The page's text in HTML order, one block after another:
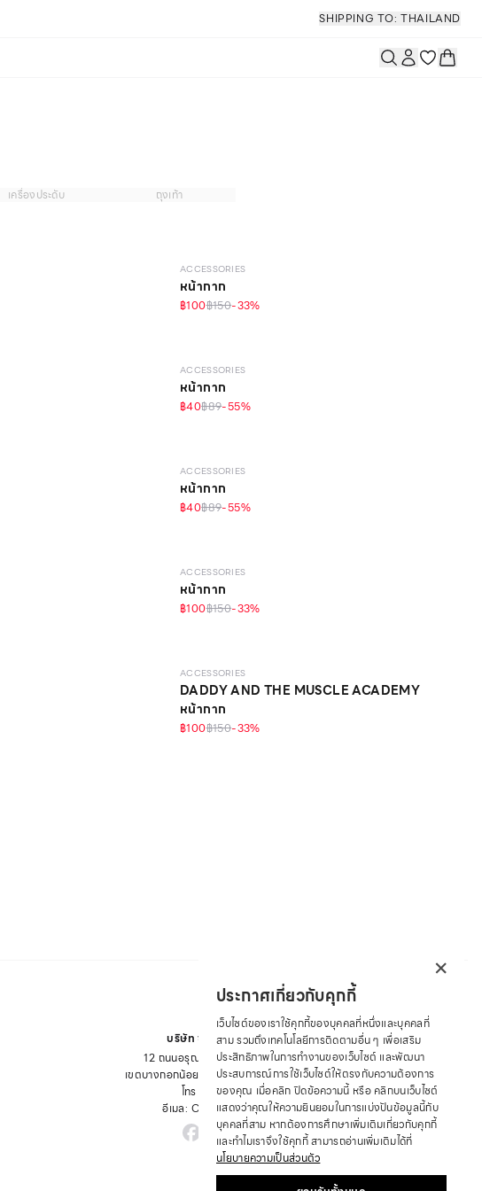
SHIPPING TO: THAILAND
เครื่องประดับ
ถุงเท้า
ACCESSORIES
หน้ากาก
฿100฿150-33%
ACCESSORIES
หน้ากาก
฿40฿89-55%
ACCESSORIES
หน้ากาก
฿40฿89-55%
ACCESSORIES
หน้ากาก
฿100฿150-33%
ACCESSORIES
DADDY AND THE MUSCLE ACADEMY
หน้ากาก
฿100฿150-33%
บริษัท ซาบีน่า ฟาร์อีสท์ จำกัด
12 ถนนอรุณอมรินทร์ แขวงอรุณอมรินทร์
เขตบางกอกน้อย จังหวัด กรุงเทพมหานคร 10700
โทร : +66 2 422 9430
อีเมล: CRM@SABINA.CO.TH
×
ประกาศเกี่ยวกับคุกกี้
เว็บไซต์ของเราใช้คุกกี้ของบุคคลที่หนึ่งและบุคคลที่
สาม รวมถึงเทคโนโลยีการติดตามอื่น ๆ เพื่อเสริม
ประสิทธิภาพในการทำงานของเว็บไซต์ และพัฒนา
ประสบการณ์การใช้เว็บไซต์ให้ตรงกับความต้องการ
ของคุณ เมื่อคลิก ปิดข้อความนี้ หรือ คลิกบนเว็บไซต์
แสดงว่าคุณให้ความยินยอมในการแบ่งปันข้อมูลนี้กับ
บุคคลที่สาม หากต้องการศึกษาเพิ่มเติมเกี่ยวกับคุกกี้
และทำไมเราจึงใช้คุกกี้ สามารถอ่านเพิ่มเติมได้ที่
นโยบายความเป็นส่วนตัว